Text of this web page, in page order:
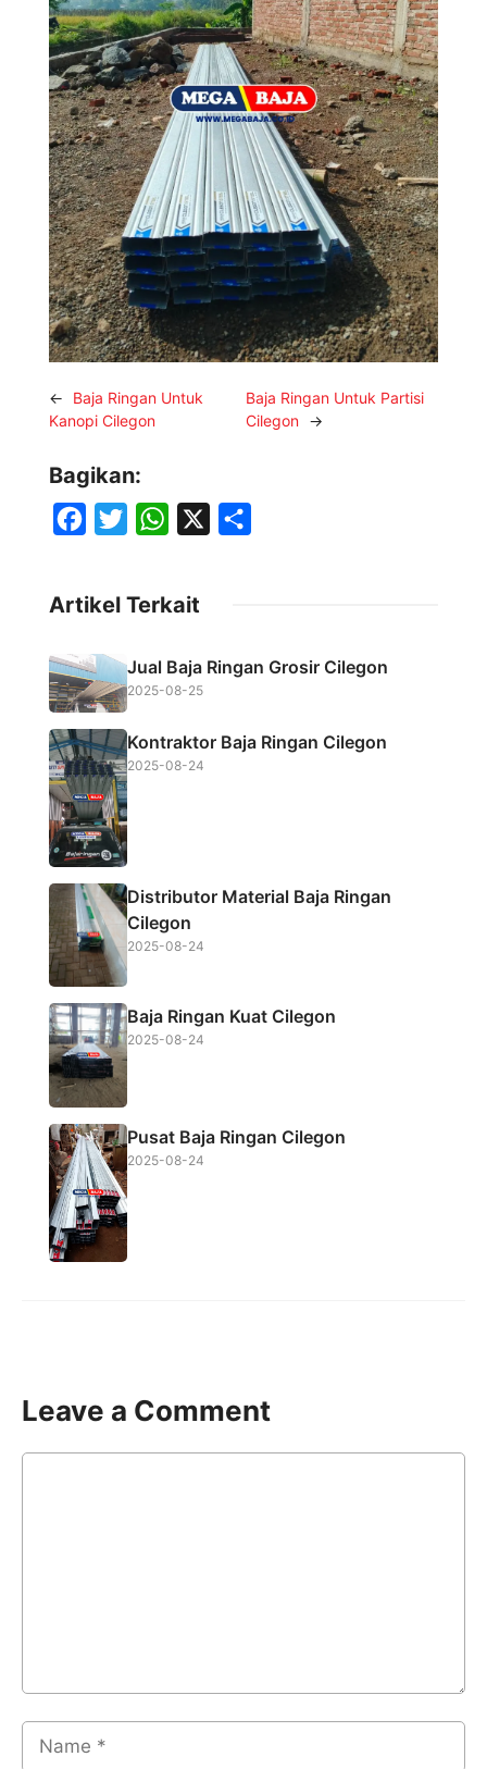
←
Baja Ringan Untuk
Kanopi Cilegon
Baja Ringan Untuk Partisi
Cilegon →
Bagikan:
e
b
o
o
k
t
e
W
t
A
p
Artikel Terkait
Jual Baja Ringan Grosir Cilegon
2025-08-25
Kontraktor Baja Ringan Cilegon
2025-08-24
Distributor Material Baja Ringan
Cilegon
2025-08-24
Baja Ringan Kuat Cilegon
2025-08-24
Pusat Baja Ringan Cilegon
2025-08-24
Leave a Comment
Comment
Name